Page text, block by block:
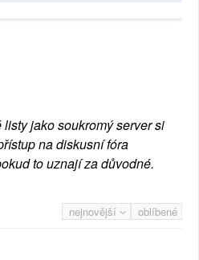
jako soukromý server si
na diskusní fóra
to uznají za důvodné.
nejnovější oblíbené